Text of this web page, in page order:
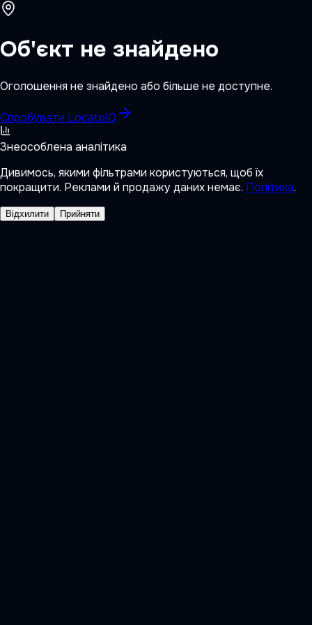
Об'єкт не знайдено
Оголошення не знайдено або більше не доступне.
Спробувати LocateIQ
Знеособлена аналітика
Дивимось, якими фільтрами користуються, щоб їх
покращити. Реклами й продажу даних немає. Політика.
Відхилити Прийняти